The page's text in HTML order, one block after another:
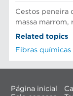
Cestos peneira
massa marrom,
Related topics
Fibras químicas
Página inicial